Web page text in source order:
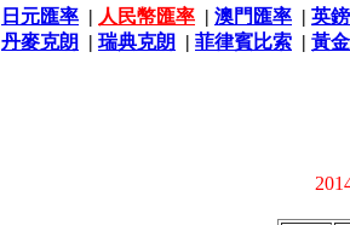
日元匯率 | 人民幣匯率 | 澳門匯率 | 英
丹麥克朗 | 瑞典克朗 | 菲律賓比索 | 黃